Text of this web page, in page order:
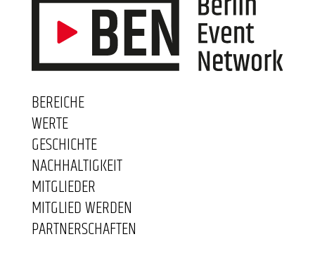
BEREICHE
WERTE
GESCHICHTE
NACHHALTIGKEIT
MITGLIEDER
MITGLIED WERDEN
PARTNERSCHAFTEN